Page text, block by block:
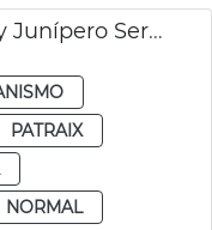
Ajardinamiento calle Fray Junípero Serra Patraix
PATRAIX
NORMAL